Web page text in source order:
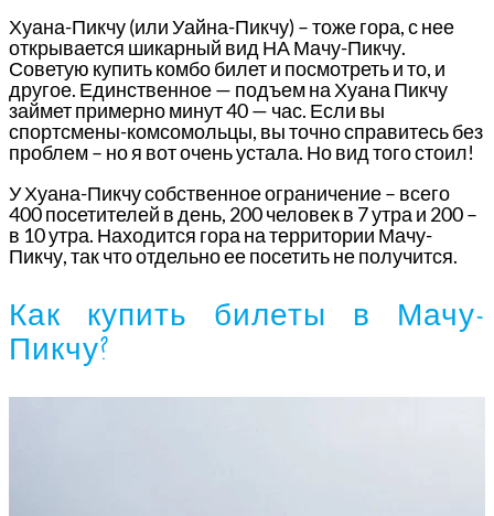
Хуана-Пикчу (или Уайна-Пикчу) – тоже гора, с нее
открывается шикарный вид НА Мачу-Пикчу.
Советую купить комбо билет и посмотреть и то, и
другое. Единственное — подъем на Хуана Пикчу
займет примерно минут 40 — час. Если вы
спортсмены-комсомольцы, вы точно справитесь без
проблем – но я вот очень устала. Но вид того стоил!
У Хуана-Пикчу собственное ограничение – всего
400 посетителей в день, 200 человек в 7 утра и 200 –
в 10 утра. Находится гора на территории Мачу-
Пикчу, так что отдельно ее посетить не получится.
Как купить билеты в Мачу-
Пикчу?